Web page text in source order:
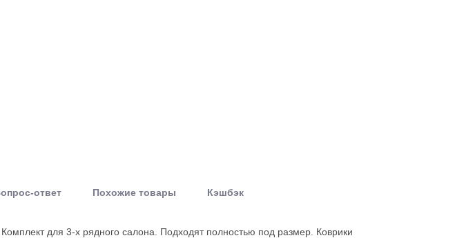
ответ Похожие товары Кэшбэк
. Комплект для 3-х рядного салона. Подходят полностью под размер. Коврики